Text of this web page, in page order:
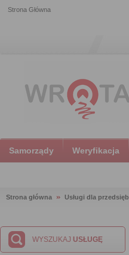
Strona Główna
Samorządy Weryfikacja
Strona główna Usługi dla
WYSZUKAJ USŁUGĘ